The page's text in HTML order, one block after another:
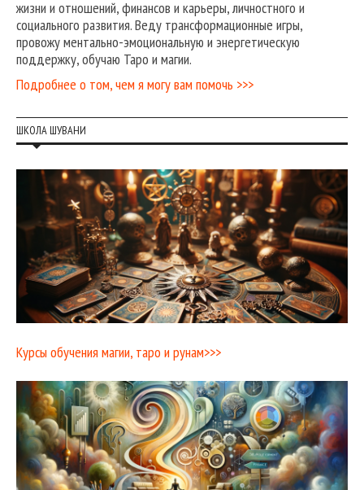
жизни и отношений, финансов и карьеры, личностного и
социального развития. Веду трансформационные игры,
провожу ментально-эмоциональную и энергетическую
поддержку, обучаю Таро и магии.
Подробнее о том, чем я могу вам помочь >>>
ШКОЛА ШУВАНИ
Курсы обучения магии, таро и рунам>>>